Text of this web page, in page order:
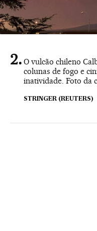
O vulcão chileno
colunas de fogo e
inatividade. Foto da
STRINGER (REUTERS)